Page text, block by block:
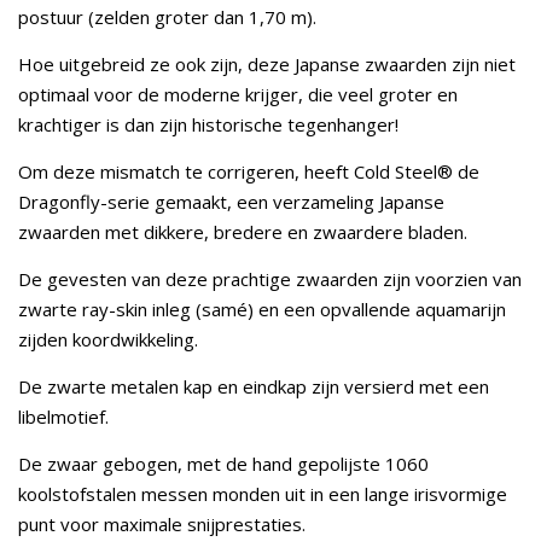
postuur (zelden groter dan 1,70 m).
Hoe uitgebreid ze ook zijn, deze Japanse zwaarden zijn niet
optimaal voor de moderne krijger, die veel groter en
krachtiger is dan zijn historische tegenhanger!
Om deze mismatch te corrigeren, heeft Cold Steel® de
Dragonfly-serie gemaakt, een verzameling Japanse
zwaarden met dikkere, bredere en zwaardere bladen.
De gevesten van deze prachtige zwaarden zijn voorzien van
zwarte ray-skin inleg (samé) en een opvallende aquamarijn
zijden koordwikkeling.
De zwarte metalen kap en eindkap zijn versierd met een
libelmotief.
De zwaar gebogen, met de hand gepolijste 1060
koolstofstalen messen monden uit in een lange irisvormige
punt voor maximale snijprestaties.